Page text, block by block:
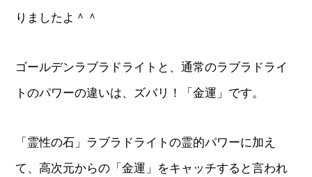
りましたよ＾＾
ゴールデンラブラドライトと、通常のラブラドライ
トのパワーの違いは、ズバリ！「金運」です。
「霊性の石」ラブラドライトの霊的パワーに加え
て、高次元からの「金運」をキャッチすると言われ